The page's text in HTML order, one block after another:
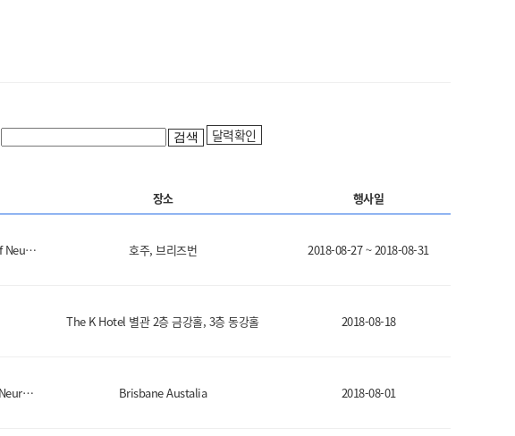
검색 달력확인
장소 행사일
(ISNI 2018) 14th International Congress of Neuroimmunology 호주, 브리즈번 2018-08-27 ~ 2018-08-31
The K Hotel 별관 2층 금강홀, 3층 동강홀 2018-08-18
ISIN 2018 14th international congress of Neuroimmunology Brisbane Austalia 2018-08-01